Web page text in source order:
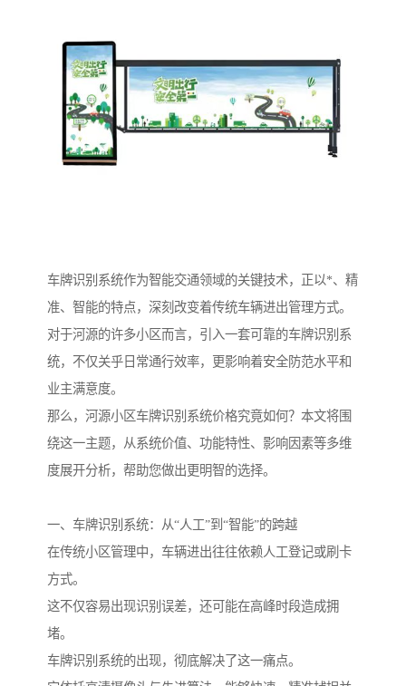
车牌识别系统作为智能交通领域的关键技术，正以*、精
准、智能的特点，深刻改变着传统车辆进出管理方式。
对于河源的许多小区而言，引入一套可靠的车牌识别系
统，不仅关乎日常通行效率，更影响着安全防范水平和
业主满意度。
那么，河源小区车牌识别系统价格究竟如何？本文将围
绕这一主题，从系统价值、功能特性、影响因素等多维
度展开分析，帮助您做出更明智的选择。
一、车牌识别系统：从“人工”到“智能”的跨越
在传统小区管理中，车辆进出往往依赖人工登记或刷卡
方式。
这不仅容易出现识别误差，还可能在高峰时段造成拥
堵。
车牌识别系统的出现，彻底解决了这一痛点。